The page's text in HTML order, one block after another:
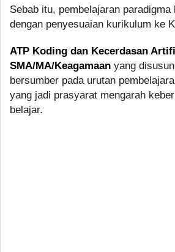
Sebab itu, pembelajaran paradigma
dengan penyesuaian kurikulum ke
ATP Koding dan Kecerdasan
SMA/MA/Keagamaan yang
bersumber pada urutan
yang jadi prasyarat mengarah
belajar.